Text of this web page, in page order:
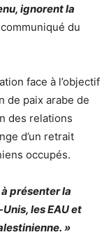
ignorent la
du
face à l’objectif
de paix arabe de
des relations
d’un retrait
occupés.
présenter la
les EAU et
»